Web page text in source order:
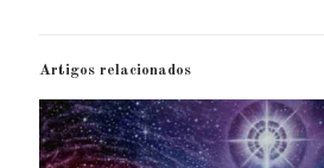
Artigos relacionados